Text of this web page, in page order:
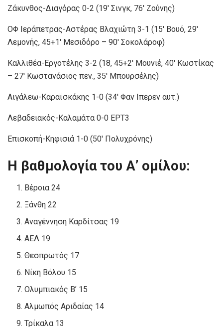
Ζάκυνθος-Διαγόρας 0-2 (19′ Σινγκ, 76′ Ζούνης)
ΟΦ Ιεράπετρας-Αστέρας Βλαχιώτη 3-1 (15′ Βουό, 29′
Λεμονής, 45+1′ Μεσιδόρο – 90′ Σοκολάροφ)
Καλλιθέα-Εργοτέλης 3-2 (18, 45+2′ Moυνιέ, 40′ Κωστίκας
– 27′ Κωστανάσιος πεν., 35′ Μπουρσέλης)
Αιγάλεω-Καραϊσκάκης 1-0 (34′ Φαν Ιπερεν αυτ.)
Λεβαδειακός-Καλαμάτα 0-0 ΕΡΤ3
Επισκοπή-Κηφισιά 1-0 (50′ Πολυχρόνης)
Η βαθμολογία του Α’ ομίλου:
Βέροια 24
Ξάνθη 22
Αναγέννηση Καρδίτσας 19
ΑΕΛ 19
Θεσπρωτός 17
Νίκη Βόλου 15
Ολυμπιακός Β’ 15
Αλμωπός Αριδαίας 14
Τρίκαλα 13